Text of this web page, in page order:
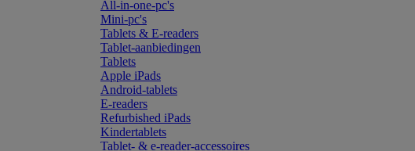
All-in-one-pc's
Mini-pc's
Tablets & E-readers
Tablet-aanbiedingen
Tablets
Apple iPads
Android-tablets
E-readers
Refurbished iPads
Kindertablets
Tablet- & e-reader-accessoires